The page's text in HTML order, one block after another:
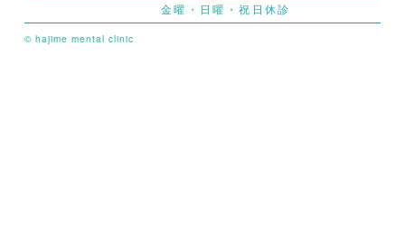
金曜・日曜・祝日休診
© hajime mental clinic